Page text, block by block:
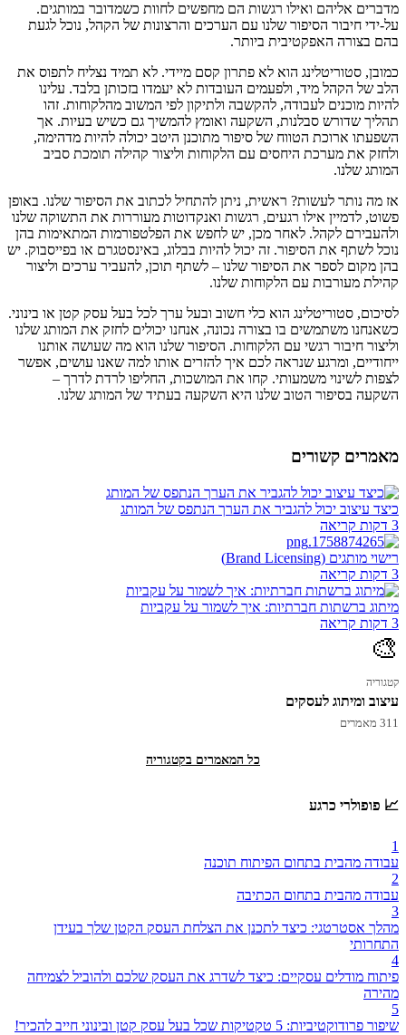
מדברים אליהם ואילו רגשות הם מחפשים לחוות כשמדובר במותגים.
על-ידי חיבור הסיפור שלנו עם הערכים והרצונות של הקהל, נוכל לגעת
בהם בצורה האפקטיבית ביותר.
כמובן, סטוריטלינג הוא לא פתרון קסם מיידי. לא תמיד נצליח לתפוס את
הלב של הקהל מיד, ולפעמים העובדות לא יעמדו בזכותן בלבד. עלינו
להיות מוכנים לעבודה, להקשבה ולתיקון לפי המשוב מהלקוחות. זהו
תהליך שדורש סבלנות, השקעה ואומץ להמשיך גם כשיש בעיות. אך
השפעתו ארוכת הטווח של סיפור מתוכנן היטב יכולה להיות מדהימה,
ולחזק את מערכת היחסים עם הלקוחות וליצור קהילה תומכת סביב
המותג שלנו.
אז מה נותר לעשות? ראשית, ניתן להתחיל לכתוב את הסיפור שלנו. באופן
פשוט, לדמיין אילו רגעים, רגשות ואנקדוטות מעוררות את התשוקה שלנו
ולהעבירם לקהל. לאחר מכן, יש לחפש את הפלטפורמות המתאימות בהן
נוכל לשתף את הסיפור. זה יכול להיות בבלוג, באינסטגרם או בפייסבוק. יש
בהן מקום לספר את הסיפור שלנו – לשתף תוכן, להעביר ערכים וליצור
קהילת מעורבות עם הלקוחות שלנו.
לסיכום, סטוריטלינג הוא כלי חשוב ובעל ערך לכל בעל עסק קטן או בינוני.
כשאנחנו משתמשים בו בצורה נכונה, אנחנו יכולים לחזק את המותג שלנו
וליצור חיבור רגשי עם הלקוחות. הסיפור שלנו הוא מה שעושה אותנו
ייחודיים, ומרגע שנראה לכם איך להזרים אותו למה שאנו עושים, אפשר
לצפות לשינוי משמעותי. קחו את המושכות, החליפו לרדת לדרך –
השקעה בסיפור הטוב שלנו היא השקעה בעתיד של המותג שלנו.
מאמרים קשורים
כיצד עיצוב יכול להגביר את הערך הנתפס של המותג
3 דקות קריאה
רישוי מותגים (Brand Licensing)
3 דקות קריאה
מיתוג ברשתות חברתיות: איך לשמור על עקביות
3 דקות קריאה
🎨
קטגוריה
עיצוב ומיתוג לעסקים
311 מאמרים
כל המאמרים בקטגוריה
📈 פופולרי כרגע
1
עבודה מהבית בתחום הפיתוח תוכנה
2
עבודה מהבית בתחום הכתיבה
3
מהלך אסטרטגי: כיצד לתכנן את הצלחת העסק הקטן שלך בעידן
התחרותי
4
פיתוח מודלים עסקיים: כיצד לשדרג את העסק שלכם ולהוביל לצמיחה
מהירה
5
שיפור פרודוקטיביות: 5 טקטיקות שכל בעל עסק קטן ובינוני חייב להכיר!